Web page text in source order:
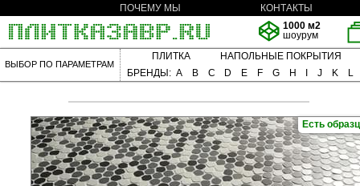
ПОЧЕМУ МЫ
КОНТАКТЫ
1000 м2
шоурум
ВЫБОР ПО ПАРАМЕТРАМ
ПЛИТКА
НАПОЛЬНЫЕ ПОКРЫТИЯ
БРЕНДЫ: A B C D E F G H J K L
Есть